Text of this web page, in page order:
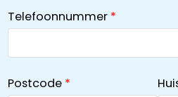
Telefoonnummer
Postcode